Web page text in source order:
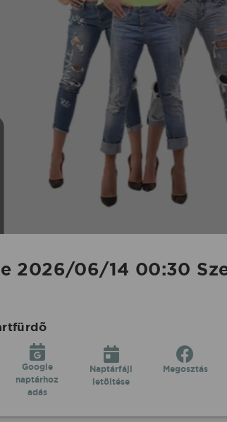
2026/06/14 00:30
Google
naptárhoz
adás
Naptárfájl
letöltése
Megosztás